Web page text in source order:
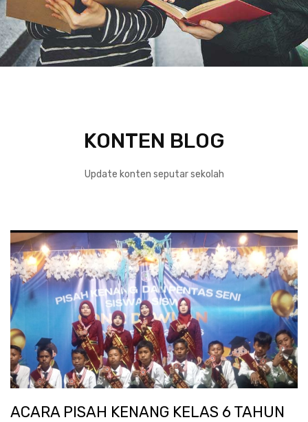
KONTEN BLOG
Update konten seputar sekolah
ACARA PISAH KENANG KELAS 6 TAHUN